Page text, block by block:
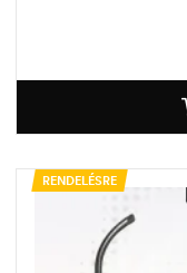
RENDELÉSRE